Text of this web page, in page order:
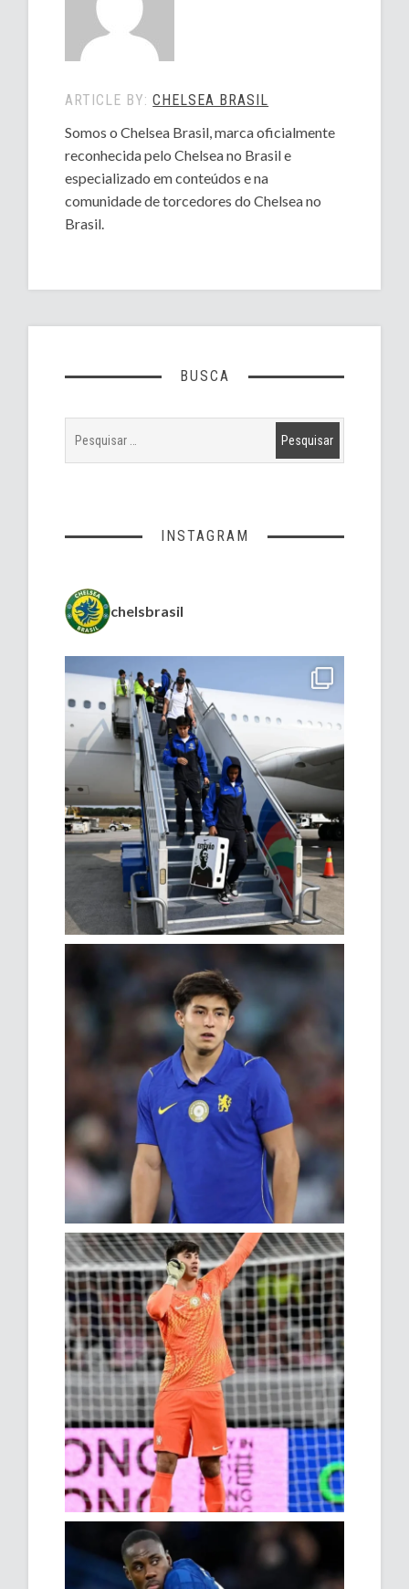
ARTICLE BY:CHELSEA BRASIL
Somos o Chelsea Brasil, marca oficialmente
reconhecida pelo Chelsea no Brasil e
especializado em conteúdos e na
comunidade de torcedores do Chelsea no
Brasil.
BUSCA
INSTAGRAM
chelsbrasil